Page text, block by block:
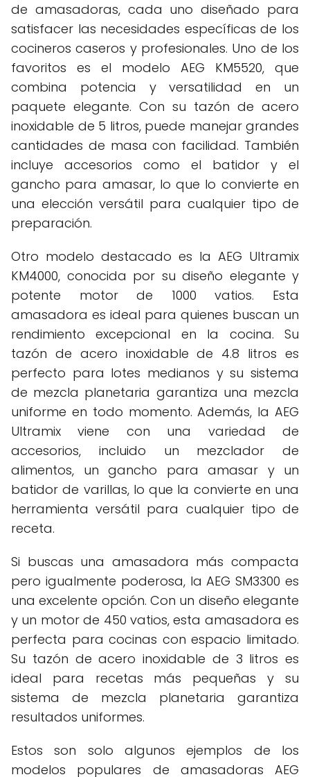
de amasadoras, cada uno diseñado para
satisfacer las necesidades específicas de los
cocineros caseros y profesionales. Uno de los
favoritos es el modelo AEG KM5520, que
combina potencia y versatilidad en un
paquete elegante. Con su tazón de acero
inoxidable de 5 litros, puede manejar grandes
cantidades de masa con facilidad. También
incluye accesorios como el batidor y el
gancho para amasar, lo que lo convierte en
una elección versátil para cualquier tipo de
preparación.
Otro modelo destacado es la AEG Ultramix
KM4000, conocida por su diseño elegante y
potente motor de 1000 vatios. Esta
amasadora es ideal para quienes buscan un
rendimiento excepcional en la cocina. Su
tazón de acero inoxidable de 4.8 litros es
perfecto para lotes medianos y su sistema
de mezcla planetaria garantiza una mezcla
uniforme en todo momento. Además, la AEG
Ultramix viene con una variedad de
accesorios, incluido un mezclador de
alimentos, un gancho para amasar y un
batidor de varillas, lo que la convierte en una
herramienta versátil para cualquier tipo de
receta.
Si buscas una amasadora más compacta
pero igualmente poderosa, la AEG SM3300 es
una excelente opción. Con un diseño elegante
y un motor de 450 vatios, esta amasadora es
perfecta para cocinas con espacio limitado.
Su tazón de acero inoxidable de 3 litros es
ideal para recetas más pequeñas y su
sistema de mezcla planetaria garantiza
resultados uniformes.
Estos son solo algunos ejemplos de los
modelos populares de amasadoras AEG